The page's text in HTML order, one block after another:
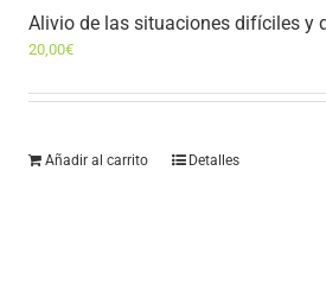
Alivio de las situaciones difíciles y
20,00€
Añadir al carrito Detalles